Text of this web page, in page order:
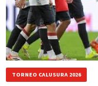
TORNEO CALUSURA 2026